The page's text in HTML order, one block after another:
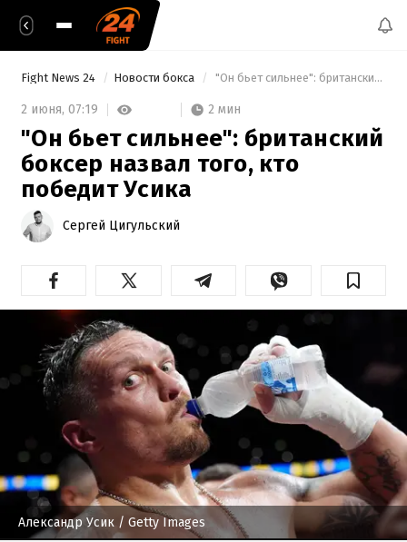
Fight News 24 Новости бокса "Он бьет сильнее": британский боксер назвал того, кто победит Усика
2 июня, 07:19 2 мин
"Он бьет сильнее": британский
боксер назвал того, кто
победит Усика
Сергей Цигульский
Александр Усик / Getty Images